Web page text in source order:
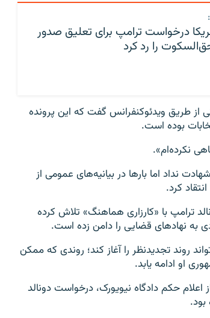
درخواست ترامپ برای تعلیق صدور
را رد کرد
از طریق ویدئوکنفرانس گفت که این پرونده
بوده است.
نکرده‌ام».
نداد اما بارها در بیانیه‌های عمومی از
کرد.
ترامپ با «کارزاری هماهنگ» تلاش کرده
به نهادهای قضایی را دامن زده است.
روند تجدیدنظر را آغاز کند؛ روندی که ممکن
او ادامه یابد.
حکم دادگاه نیویورک، درخواست دونالد